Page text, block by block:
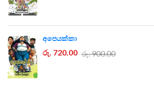
අපෙයක්කා
රු. 720.00 රු. 900.00